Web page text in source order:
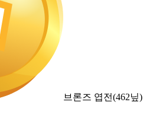
브론즈 엽전(462닢)